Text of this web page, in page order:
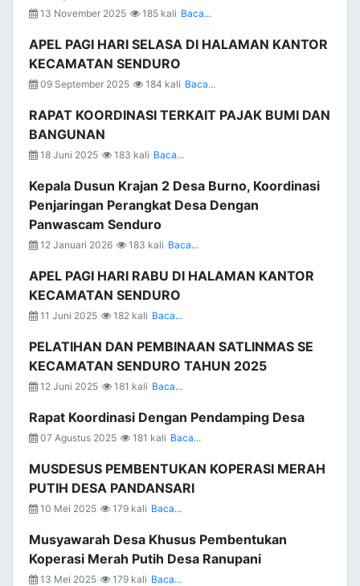
13 November 2025 185 kali Baca...
APEL PAGI HARI SELASA DI HALAMAN KANTOR
KECAMATAN SENDURO
09 September 2025 184 kali Baca...
RAPAT KOORDINASI TERKAIT PAJAK BUMI DAN
BANGUNAN
18 Juni 2025 183 kali Baca...
Kepala Dusun Krajan 2 Desa Burno, Koordinasi
Penjaringan Perangkat Desa Dengan
Panwascam Senduro
12 Januari 2026 183 kali Baca...
APEL PAGI HARI RABU DI HALAMAN KANTOR
KECAMATAN SENDURO
11 Juni 2025 182 kali Baca...
PELATIHAN DAN PEMBINAAN SATLINMAS SE
KECAMATAN SENDURO TAHUN 2025
12 Juni 2025 181 kali Baca...
Rapat Koordinasi Dengan Pendamping Desa
07 Agustus 2025 181 kali Baca...
MUSDESUS PEMBENTUKAN KOPERASI MERAH
PUTIH DESA PANDANSARI
10 Mei 2025 179 kali Baca...
Musyawarah Desa Khusus Pembentukan
Koperasi Merah Putih Desa Ranupani
13 Mei 2025 179 kali Baca...